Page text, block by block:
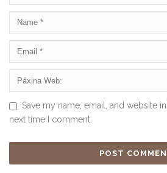
Save my name, email, and website
next time I comment.